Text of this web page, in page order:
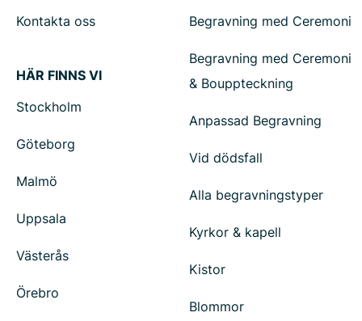
Kontakta oss
HÄR FINNS VI
Stockholm
Göteborg
Malmö
Uppsala
Västerås
Örebro
Begravning med Ceremoni
Begravning med Ceremoni
& Bouppteckning
Anpassad Begravning
Vid dödsfall
Alla begravningstyper
Kyrkor & kapell
Kistor
Blommor